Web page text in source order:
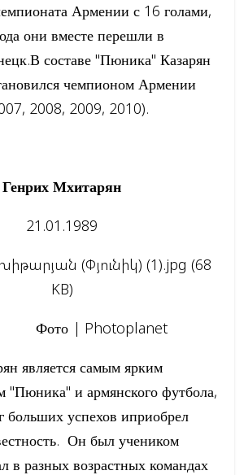
Армении с 16 голами,
они вместе перешли в
составе "Пюника" Казарян
чемпионом Армении
2008, 2009, 2010).
Генрих Мхитарян
21.01.1989
Photoplanet
является самым ярким
"Пюника" и армянского футбола,
больших успехов иприобрел
Он был учеником
в разных возрастных командах